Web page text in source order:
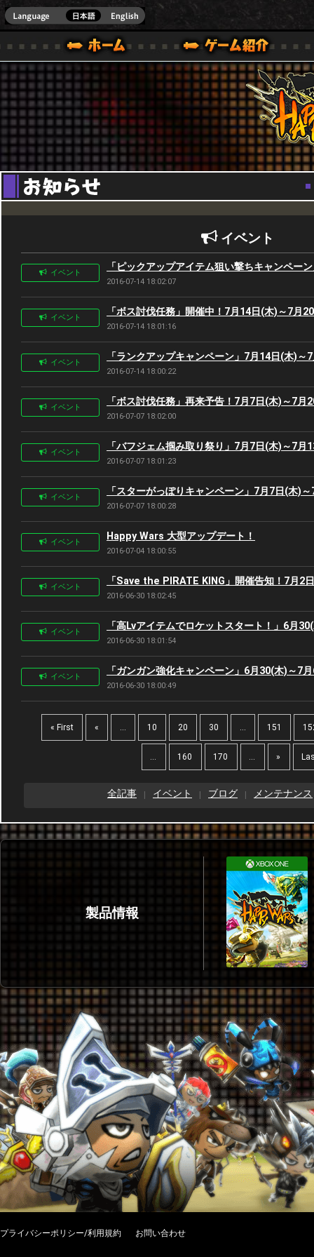
Youtube
ONE VER.]
ガイド
ル｜HAPPY WARS(ハッピーウォーズ)公式サイト [ XBOX 360,XBOX ONE VER.]
サポート | HAPPY WARS(ハッピーウォーズ)公式サイ
イベント
イベント 「ピックアップアイテム狙い撃ちキャンペー
2016-07-14 18:02:07
イベント 「ボス討伐任務」開催中！7月14日(木)～7月
2016-07-14 18:01:16
イベント 「ランクアップキャンペーン」7月14日(木)～
2016-07-14 18:00:22
イベント 「ボス討伐任務」再来予告！7月7日(木)～7月
2016-07-07 18:02:00
イベント 「バフジェム掴み取り祭り」7月7日(木)～7月
2016-07-07 18:01:23
イベント 「スターがっぽりキャンペーン」7月7日(木)
2016-07-07 18:00:28
イベント Happy Wars 大型アップデート！
2016-07-04 18:00:55
イベント 「Save the PIRATE KING」開催告知！7月2
2016-06-30 18:02:45
イベント 「高Lvアイテムでロケットスタート！」6月
2016-06-30 18:01:54
イベント 「ガンガン強化キャンペーン」6月30(木)～7
2016-06-30 18:00:49
« First « ... 10 20 30 ... 151
... 160 170 ... »
全記事 イベント ブログ メンテナンス
製品情報
プライバシーポリシー/利用規約 お問い合わせ